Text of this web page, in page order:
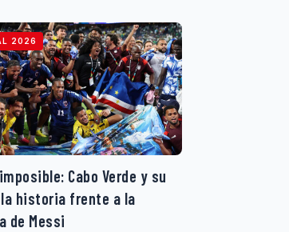
2026
Cabo Verde y su
historia frente a la
de Messi